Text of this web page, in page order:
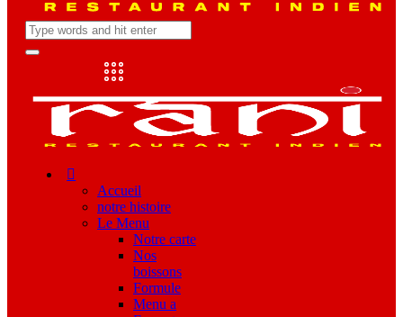
Accueil
notre histoire
Le Menu
Notre carte
Nos
boissons
Formule
Menu a